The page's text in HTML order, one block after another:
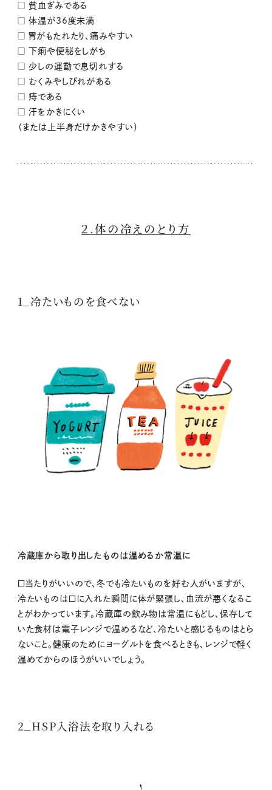
□ 貧血ぎみである
□ 体温が36度未満
□ 胃がもたれたり、痛みやすい
□ 下痢や便秘をしがち
□ 少しの運動で息切れする
□ むくみやしびれがある
□ 痔である
□ 汗をかきにくい
（または上半身だけかきやすい）
２.体の冷えのとり方
1_冷たいものを食べない
冷蔵庫から取り出したものは温めるか常温に
口当たりがいいので、冬でも冷たいものを好む人がいますが、
冷たいものは口に入れた瞬間に体が緊張し、血流が悪くなるこ
とがわかっています。冷蔵庫の飲み物は常温にもどし、保存して
いた食材は電子レンジで温めるなど、冷たいと感じるものはとら
ないこと。健康のためにヨーグルトを食べるときも、レンジで軽く
温めてからのほうがいいでしょう。
2_HSP入浴法を取り入れる